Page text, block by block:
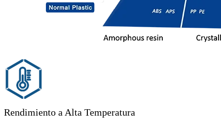
Rendimiento a Alta Temperatura